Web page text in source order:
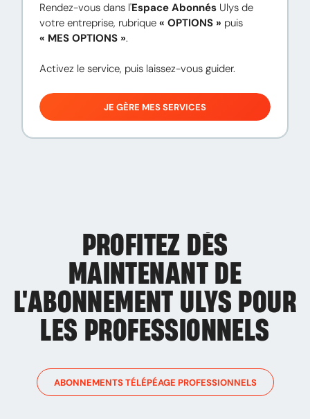
Rendez-vous dans l'Espace Abonnés Ulys de
votre entreprise, rubrique « OPTIONS »
« MES OPTIONS ».
Activez le service, puis laissez-vous guider.
JE GÈRE MES SERVICES
PROFITEZ DÈS
MAINTENANT DE
L'ABONNEMENT ULYS POUR
LES PROFESSIONNELS
ABONNEMENTS TÉLÉPÉAGE PROFESSIONNELS